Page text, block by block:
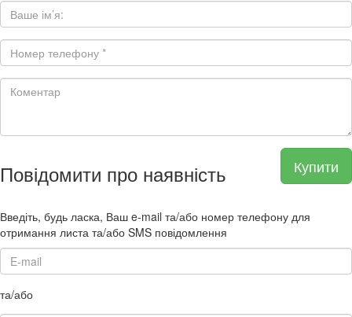
Купити
Повідомити про наявність
Введіть, будь ласка, Ваш e-mail та/або номер телефону для
отримання листа та/або SMS повідомлення
та/або